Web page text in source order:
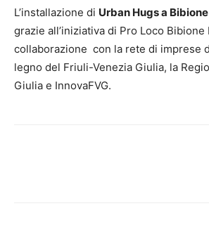
L’installazione di Urban Hugs a Bibione
grazie all’iniziativa di Pro Loco Bibione
collaborazione con la rete di imprese
legno del Friuli-Venezia Giulia, la
Giulia e InnovaFVG.